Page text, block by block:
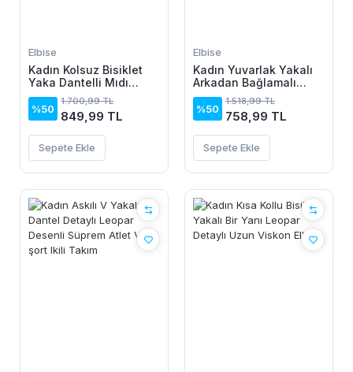
Elbise
Kadın Kolsuz Bisiklet
Yaka Dantelli Mıdı
Janjan Krep Elbise
%50
1.700,99 TL
849,99 TL
Sepete Ekle
Elbise
Kadın Yuvarlak Yakalı
Arkadan Bağlamalı
Düğme Detaylı
Asimetrik Kesim Detaylı
Kısa Viskon Elbise
%50
1.518,99 TL
758,99 TL
Sepete Ekle